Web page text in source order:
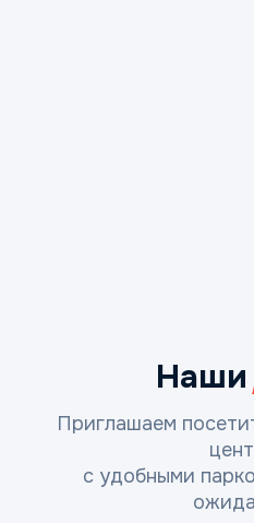
Наши
Приглашаем
с удобными